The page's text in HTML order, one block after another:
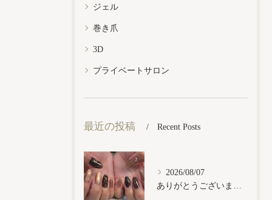
ジェル
巻き爪
3D
プライベートサロン
最近の投稿 Recent Posts
2026/08/07